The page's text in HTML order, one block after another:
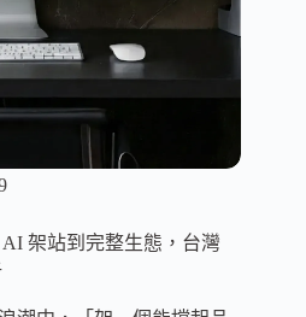
架站到完整生態，台灣